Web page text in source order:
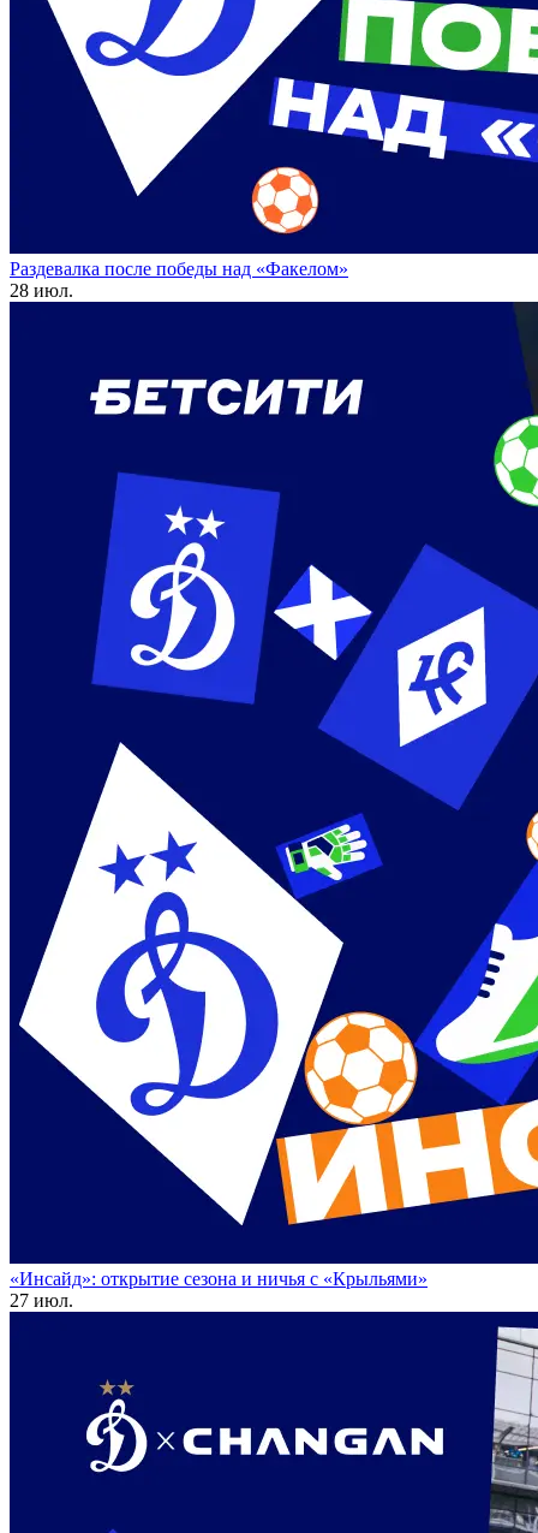
Раздевалка после победы над «Факелом»
28 июл.
«Инсайд»: открытие сезона и ничья с «Крыльями»
27 июл.